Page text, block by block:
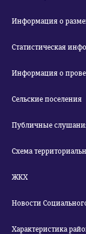
Информация о
Статистическая
Информация о
Сельские поселения
Публичные
Схема
ЖКХ
Новости
Характеристика